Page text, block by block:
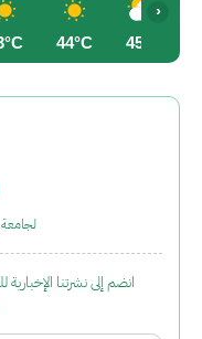
44°C 45°C
›
انضم إلى نشرتنا